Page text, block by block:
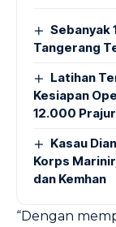
Sebanyak
Tangerang
Latihan
Kesiapan
12.000
Kasau
Korps
dan Kemhan
“Dengan